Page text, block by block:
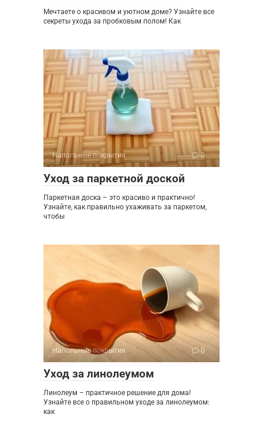
Мечтаете о красивом и уютном доме? Узнайте все
секреты ухода за пробковым полом! Как
Напольные покрытия 0
Уход за паркетной доской
Паркетная доска – это красиво и практично!
Узнайте, как правильно ухаживать за паркетом,
чтобы
Напольные покрытия 0
Уход за линолеумом
Линолеум – практичное решение для дома!
Узнайте все о правильном уходе за линолеумом:
как